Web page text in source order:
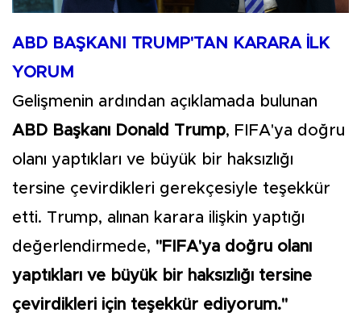
ABD BAŞKANI TRUMP'TAN KARARA İLK
YORUM
Gelişmenin ardından açıklamada bulunan
ABD Başkanı Donald Trump, FIFA'ya doğru
olanı yaptıkları ve büyük bir haksızlığı
tersine çevirdikleri gerekçesiyle teşekkür
etti. Trump, alınan karara ilişkin yaptığı
değerlendirmede, "FIFA'ya doğru olanı
yaptıkları ve büyük bir haksızlığı tersine
çevirdikleri için teşekkür ediyorum."